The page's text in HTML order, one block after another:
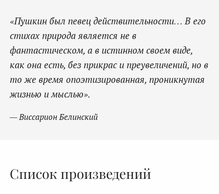
«Пушкин был певец действительности… В его
стихах природа является не в
фантастическом, а в истинном своем виде,
как она есть, без прикрас и преувеличений, но в
то же время опоэтизированная, проникнутая
жизнью и мыслью».
— Виссарион Белинский
Список произведений